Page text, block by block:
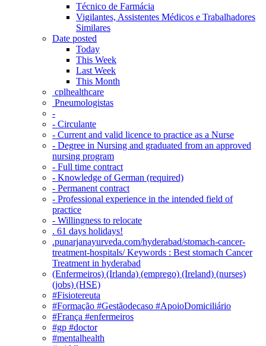
Técnico de Farmácia
Vigilantes, Assistentes Médicos e Trabalhadores
Similares
Date posted
Today
This Week
Last Week
This Month
‎ cplhealthcare‬
Pneumologistas
-
- Circulante
- Current and valid licence to practice as a Nurse
- Degree in Nursing and graduated from an approved
nursing program
- Full time contract
- Knowledge of German (required)
- Permanent contract
- Professional experience in the intended field of
practice
- Willingness to relocate
. 61 days holidays!
.punarjanayurveda.com/hyderabad/stomach-cancer-
treatment-hospitals/ Keywords : Best stomach Cancer
Treatment in hyderabad
(Enfermeiros) (Irlanda) (emprego) (Ireland) (nurses)
(jobs) (HSE)
#Fisiotereuta
#Formação #Gestãodecaso #ApoioDomiciliário
#França #enfermeiros
#gp #doctor
#mentalhealth